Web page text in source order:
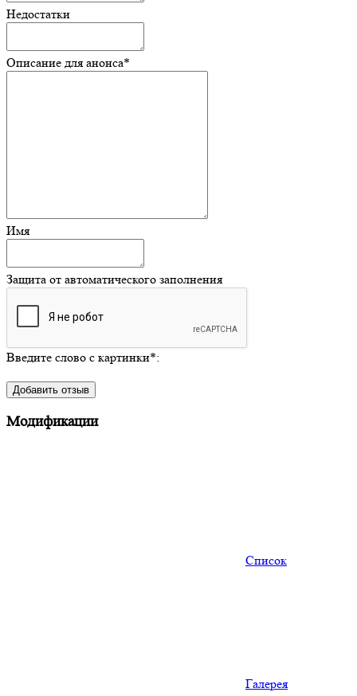
Недостатки
Описание для анонса*
Имя
Защита от автоматического заполнения
Введите слово с картинки*:
Модификации
Список
Галерея